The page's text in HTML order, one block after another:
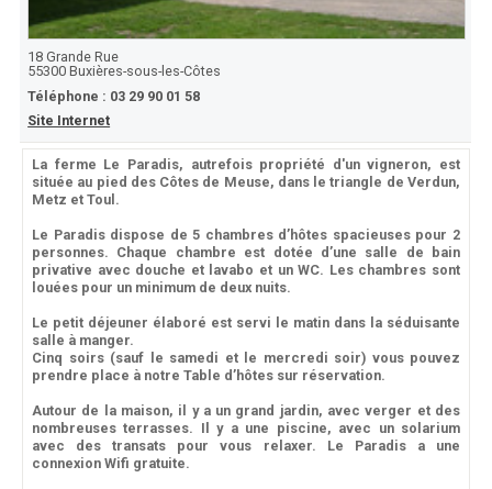
18 Grande Rue
55300Buxières-sous-les-Côtes
Téléphone : 03 29 90 01 58
Site Internet
La ferme Le Paradis, autrefois propriété d'un vigneron, est
située au pied des Côtes de Meuse, dans le triangle de Verdun,
Metz et Toul.
Le Paradis dispose de 5 chambres d’hôtes spacieuses pour 2
personnes. Chaque chambre est dotée d’une salle de bain
privative avec douche et lavabo et un WC. Les chambres sont
louées pour un minimum de deux nuits.
Le petit déjeuner élaboré est servi le matin dans la séduisante
salle à manger.
Cinq soirs (sauf le samedi et le mercredi soir) vous pouvez
prendre place à notre Table d’hôtes sur réservation.
Autour de la maison, il y a un grand jardin, avec verger et des
nombreuses terrasses. Il y a une piscine, avec un solarium
avec des transats pour vous relaxer. Le Paradis a une
connexion Wifi gratuite.